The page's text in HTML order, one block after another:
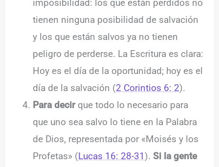
imposibilidad: los que están perdidos no
tienen ninguna posibilidad de salvación
y los que están salvos ya no tienen
peligro de perderse. La Escritura es clara:
Hoy es el día de la oportunidad; hoy es el
día de la salvación (2 Corintios 6: 2).
Para decirque todo lo necesario para
que uno sea salvo lo tiene en la Palabra
de Dios, representada por «Moisés y los
Profetas» (Lucas 16: 28-31).Si la gente